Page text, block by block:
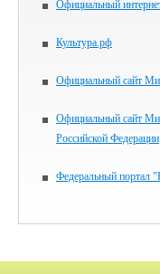
Официальный
Культура.рф
Официальный сайт
Официальный сайт
Российской Федерации
Федеральный портал